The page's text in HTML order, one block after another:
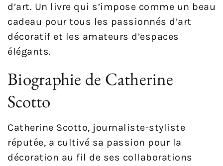
d’art. Un livre qui s’impose comme un beau
cadeau pour tous les passionnés d’art
décoratif et les amateurs d’espaces
élégants.
Biographie de Catherine
Scotto
Catherine Scotto, journaliste-styliste
réputée, a cultivé sa passion pour la
décoration au fil de ses collaborations